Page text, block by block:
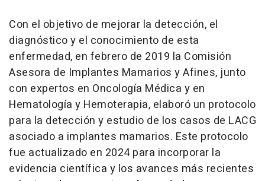
Con el objetivo de mejorar la detección, el
diagnóstico y el conocimiento de esta
enfermedad, en febrero de 2019 la Comisión
Asesora de Implantes Mamarios y Afines, junto
con expertos en Oncología Médica y en
Hematología y Hemoterapia, elaboró un protocolo
para la detección y estudio de los casos de LACG
asociado a implantes mamarios. Este protocolo
fue actualizado en 2024 para incorporar la
evidencia científica y los avances más recientes